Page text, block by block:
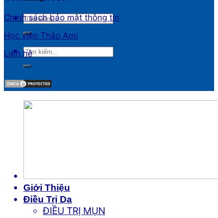
Chính sách bảo mật thông tin
Học viện Thảo Ami
Liên hệ
Giới Thiệu
Điều Trị Da
ĐIỀU TRỊ MỤN